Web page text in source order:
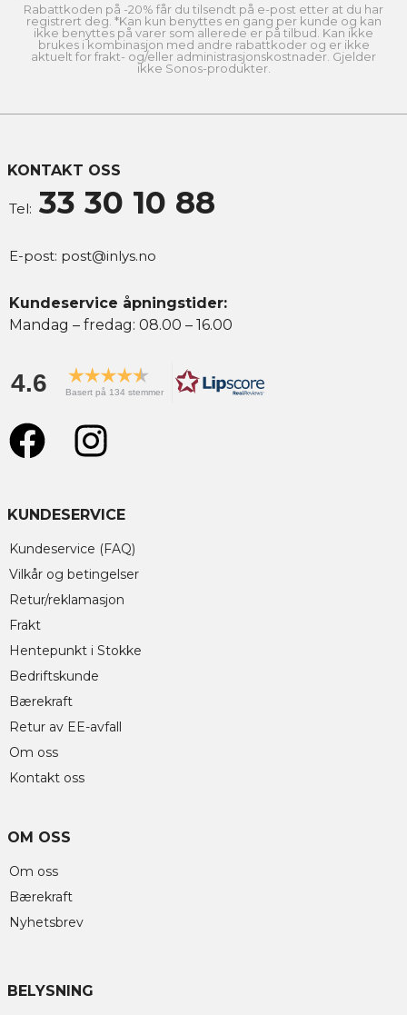
Rabattkoden på -20% får du tilsendt på e-post etter at du har
registrert deg. *Kan kun benyttes en gang per kunde og kan
ikke benyttes på varer som allerede er på tilbud. Kan ikke
brukes i kombinasjon med andre rabattkoder og er ikke
aktuelt for frakt- og/eller administrasjonskostnader. Gjelder
ikke Sonos-produkter.
KONTAKT OSS
Tel: 33 30 10 88
E-post: post@inlys.no
Kundeservice åpningstider:
Mandag – fredag: 08.00 – 16.00
4.6 Basert på 134 stemmer
KUNDESERVICE
Kundeservice (FAQ)
Vilkår og betingelser
Retur/reklamasjon
Frakt
Hentepunkt i Stokke
Bedriftskunde
Bærekraft
Retur av EE-avfall
Om oss
Kontakt oss
OM OSS
Om oss
Bærekraft
Nyhetsbrev
BELYSNING